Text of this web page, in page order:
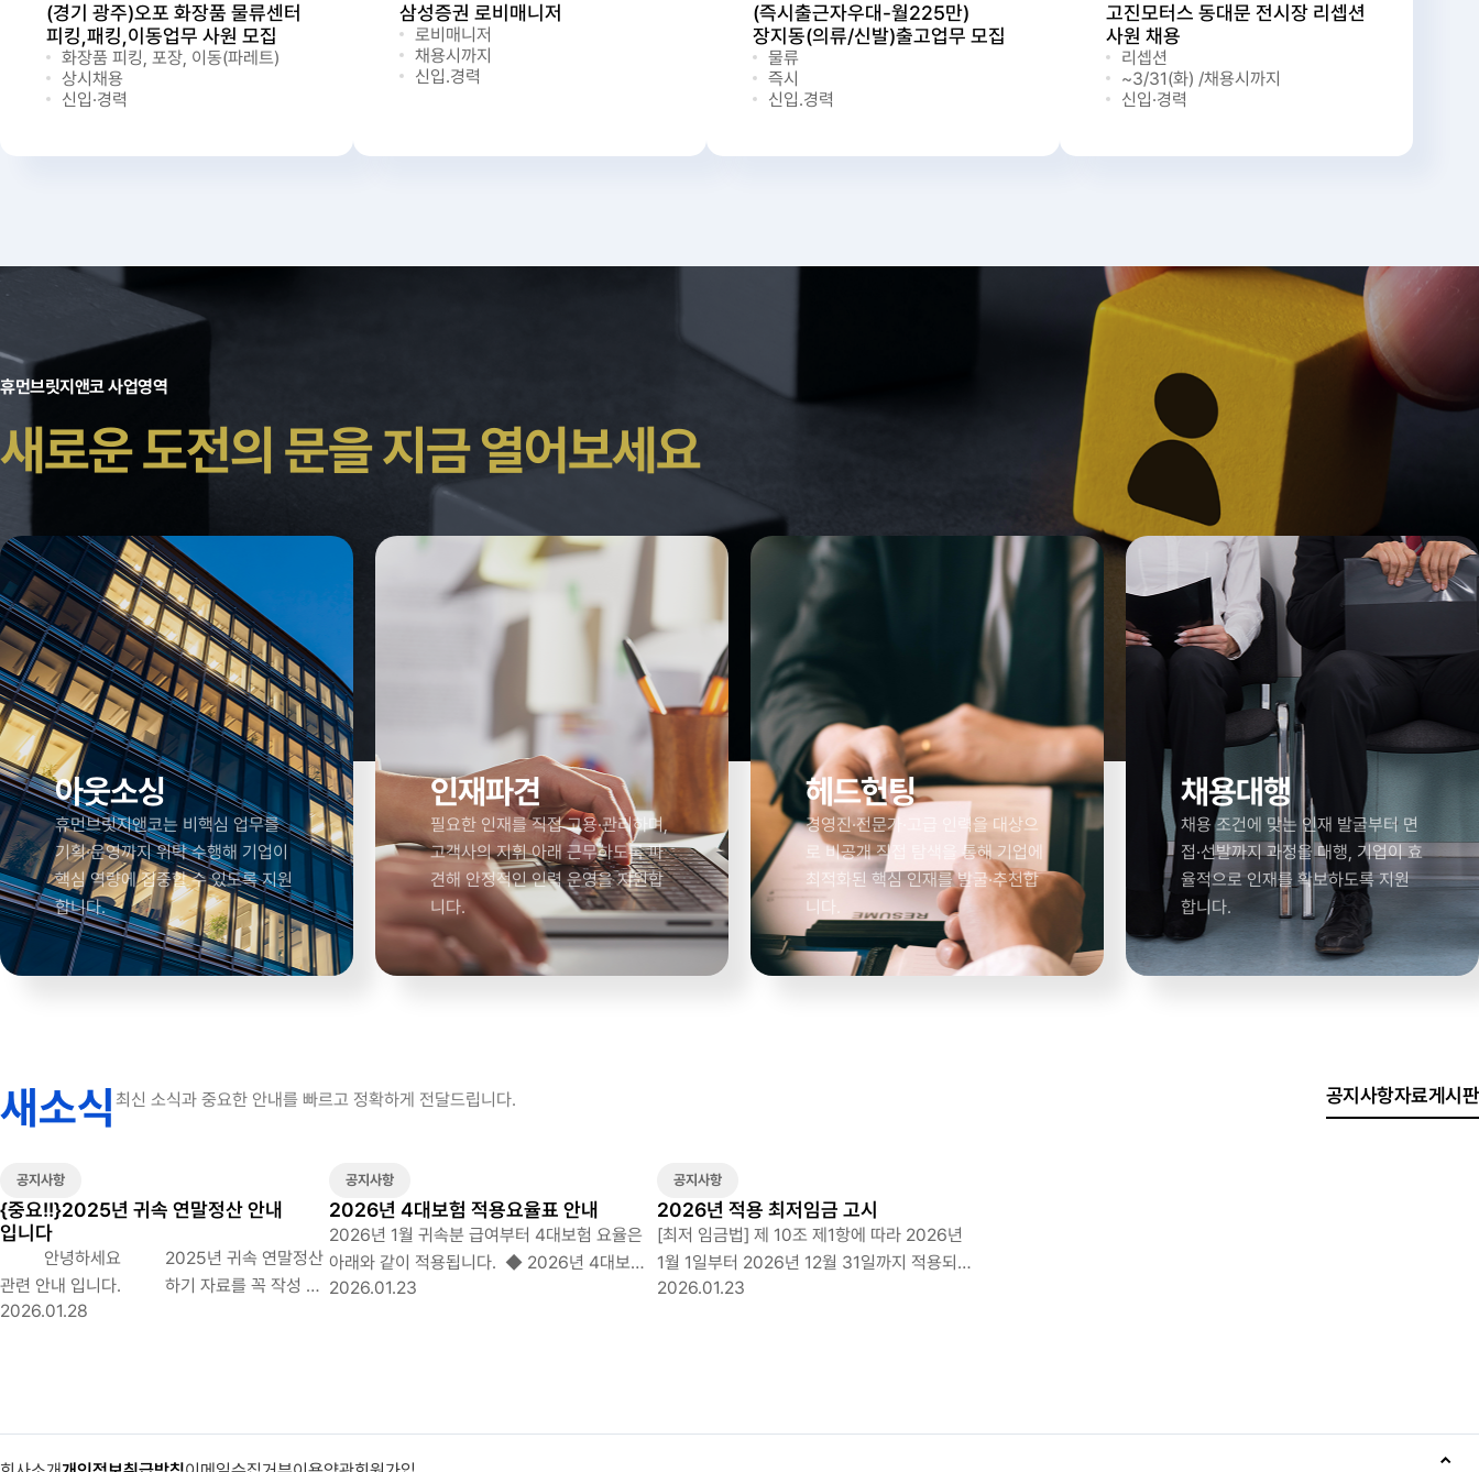
(경기 광주)오포 화장품 물류센터
피킹,패킹,이동업무 사원 모집
화장품 피킹, 포장, 이동(파레트)
상시채용
신입·경력
삼성증권 로비매니저
로비매니저
채용시까지
신입.경력
(즉시출근자우대-월225만)
장지동(의류/신발)출고업무 모집
물류
즉시
신입.경력
고진모터스 동대문 전시장 리셉션
사원 채용
리셉션
~3/31(화) /채용시까지
신입·경력
휴먼브릿지앤코 사업영역
새로운 도전의 문을 지금 열어보세요
아웃소싱
휴먼브릿지앤코는 비핵심 업무를
기획·운영까지 위탁 수행해 기업이
핵심 역량에 집중할 수 있도록 지원
합니다.
인재파견
필요한 인재를 직접 고용·관리하며,
고객사의 지휘 아래 근무하도록 파
견해 안정적인 인력 운영을 지원합
니다.
헤드헌팅
경영진·전문가·고급 인력을 대상으
로 비공개 직접 탐색을 통해 기업에
최적화된 핵심 인재를 발굴·추천합
니다.
채용대행
채용 조건에 맞는 인재 발굴부터 면
접·선발까지 과정을 대행, 기업이 효
율적으로 인재를 확보하도록 지원
합니다.
새소식 최신 소식과 중요한 안내를 빠르고 정확하게 전달드립니다. 공지사항자료게시판
공지사항
{중요!!}2025년 귀속 연말정산 안내
입니다
안녕하세요 2025년 귀속 연말정산
관련 안내 입니다. 하기 자료를 꼭 작성 및
다운로드 하시어 제출 바라며 제출 기한 꼭 지켜
2026.01.28
공지사항
2026년 4대보험 적용요율표 안내
2026년 1월 귀속분 급여부터 4대보험 요율은
아래와 같이 적용됩니다. ◆ 2026년 4대보험
적용요율 구분 2025년 2026년 국민연금
2026.01.23
공지사항
2026년 적용 최저임금 고시
[최저 임금법] 제 10조 제1항에 따라 2026년
1월 1일부터 2026년 12월 31일까지 적용되는
최저임금액을 다음과 같이 고시 합니다 1.
2026.01.23